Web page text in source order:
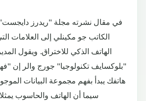
في مقال نشرته مجلة "ريدرز دايجست"
الكاتب جو مكينلي إلى العلامات
الهاتف الذكي للاختراق. ويقول
"بلوكسايف تكنولوجيا" جورج والر إن
هاتفك يبدأ بفهم مجموعة البيانات
سيما أن الهاتف والحاسوب